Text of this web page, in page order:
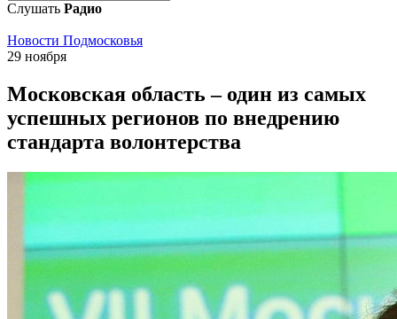
Слушать Радио
Новости Подмосковья
29 ноября
Московская область – один из самых
успешных регионов по внедрению
стандарта волонтерства